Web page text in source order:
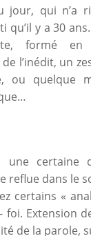
jour, qui n’a
qu’il y a 30
formé
l’inédit, un
ou quelque
certaine
reflue dans le
certains «
Extension
de la parole,